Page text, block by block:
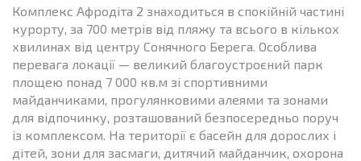
Комплекс Афродіта 2 знаходиться в спокійній частині
курорту, за 700 метрів від пляжу та всього в кількох
хвилинах від центру Сонячного Берега. Особлива
перевага локації — великий благоустроєний парк
площею понад 7 000 кв.м зі спортивними
майданчиками, прогулянковими алеями та зонами
для відпочинку, розташований безпосередньо поруч
із комплексом. На території є басейн для дорослих і
дітей, зони для засмаги, дитячий майданчик, охорона